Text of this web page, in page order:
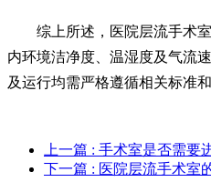
综上所述，医院层流手术
内环境洁净度、温湿度及气流
及运行均需严格遵循相关标准和
上一篇 : 手术室是否需要
下一篇 : 医院层流手术室